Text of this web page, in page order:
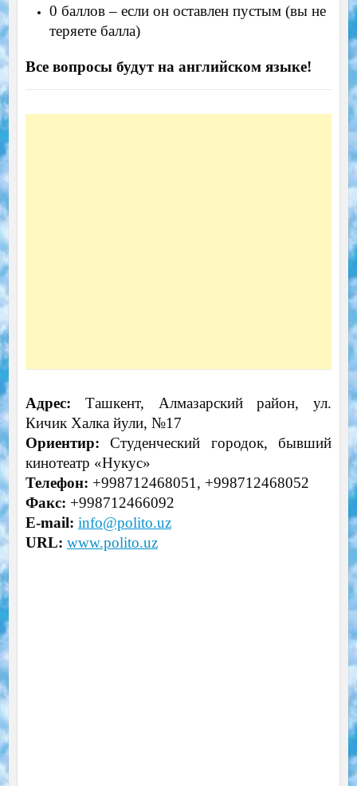
0 баллов – если он оставлен пустым (вы не
теряете балла)
Все вопросы будут на английском языке!
Адрес: Ташкент, Алмазарский район, ул.
Кичик Халка йули, №17
Ориентир: Студенческий городок, бывший
кинотеатр «Нукус»
Телефон: +998712468051, +998712468052
Факс: +998712466092
E-mail: info@polito.uz
URL: www.polito.uz